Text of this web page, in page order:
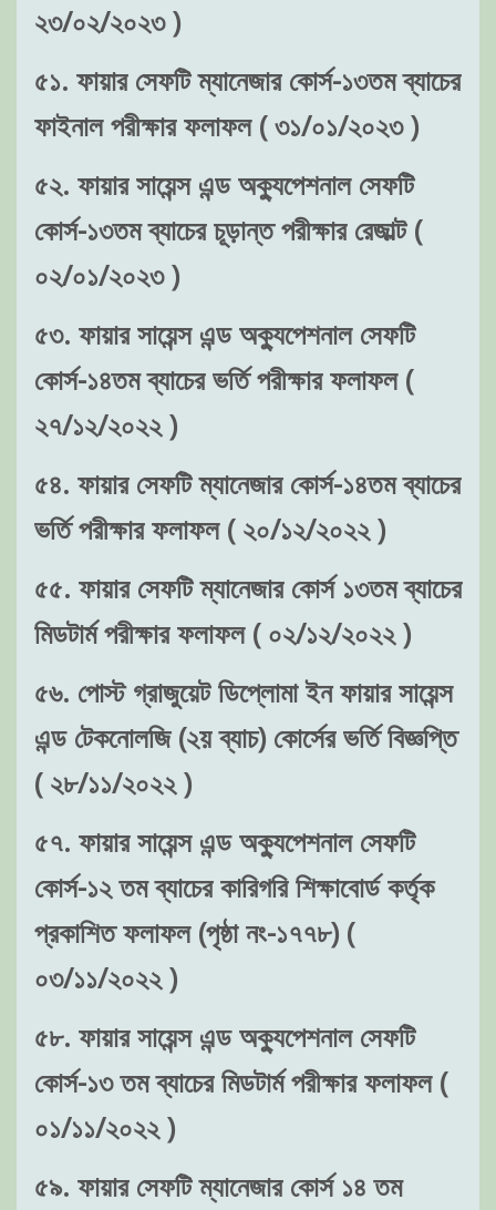
২৩/০২/২০২৩ )
৫১. ফায়ার সেফটি ম্যানেজার কোর্স-১৩তম ব্যাচের
ফাইনাল পরীক্ষার ফলাফল ( ৩১/০১/২০২৩ )
৫২. ফায়ার সায়েন্স এন্ড অক্যুপেশনাল সেফটি
কোর্স-১৩তম ব্যাচের চূড়ান্ত পরীক্ষার রেজাল্ট (
০২/০১/২০২৩ )
৫৩. ফায়ার সায়েন্স এন্ড অক্যুপেশনাল সেফটি
কোর্স-১৪তম ব্যাচের ভর্তি পরীক্ষার ফলাফল (
২৭/১২/২০২২ )
৫৪. ফায়ার সেফটি ম্যানেজার কোর্স-১৪তম ব্যাচের
ভর্তি পরীক্ষার ফলাফল ( ২০/১২/২০২২ )
৫৫. ফায়ার সেফটি ম্যানেজার কোর্স ১৩তম ব্যাচের
মিডটার্ম পরীক্ষার ফলাফল ( ০২/১২/২০২২ )
৫৬. পোস্ট গ্রাজুয়েট ডিপ্লোমা ইন ফায়ার সায়েন্স
এন্ড টেকনোলজি (২য় ব্যাচ) কোর্সের ভর্তি বিজ্ঞপ্তি
( ২৮/১১/২০২২ )
৫৭. ফায়ার সায়েন্স এন্ড অক্যুপেশনাল সেফটি
কোর্স-১২ তম ব্যাচের কারিগরি শিক্ষাবোর্ড কর্তৃক
প্রকাশিত ফলাফল (পৃষ্ঠা নং-১৭৭৮) (
০৩/১১/২০২২ )
৫৮. ফায়ার সায়েন্স এন্ড অক্যুপেশনাল সেফটি
কোর্স-১৩ তম ব্যাচের মিডটার্ম পরীক্ষার ফলাফল (
০১/১১/২০২২ )
৫৯. ফায়ার সেফটি ম্যানেজার কোর্স ১৪ তম